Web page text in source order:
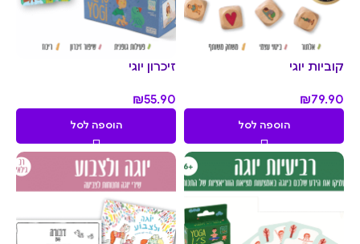
קוביות יוגי
₪79.90
הוספה לסל
זיכרון יוגי
₪55.90
הוספה לסל